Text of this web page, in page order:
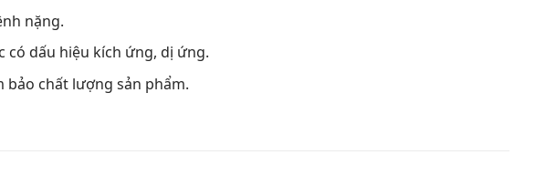
nặng.
có dấu hiệu kích ứng, dị ứng.
bảo chất lượng sản phẩm.